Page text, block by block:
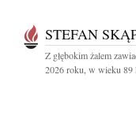
STEFAN
Z głębokim żalem
2026 roku, w wieku 89